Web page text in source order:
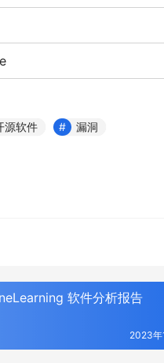
源软件 漏洞
软件分析报告
2023年